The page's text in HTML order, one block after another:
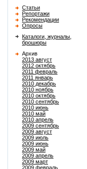
Статьи
Репортажи
Рекомендации
Опросы
Каталоги, журналы,
брошюры
Архив
2013 август
2012 октябрь
2011 февраль
2011 январь
2010 декабрь
2010 ноябрь
2010 октябрь
2010 сентябрь
2010 июнь
2010 май
2010 апрель
2009 сентябрь
2009 август
2009 июль
2009 июнь
2009 май
2009 апрель
2009 март
2009 февраль